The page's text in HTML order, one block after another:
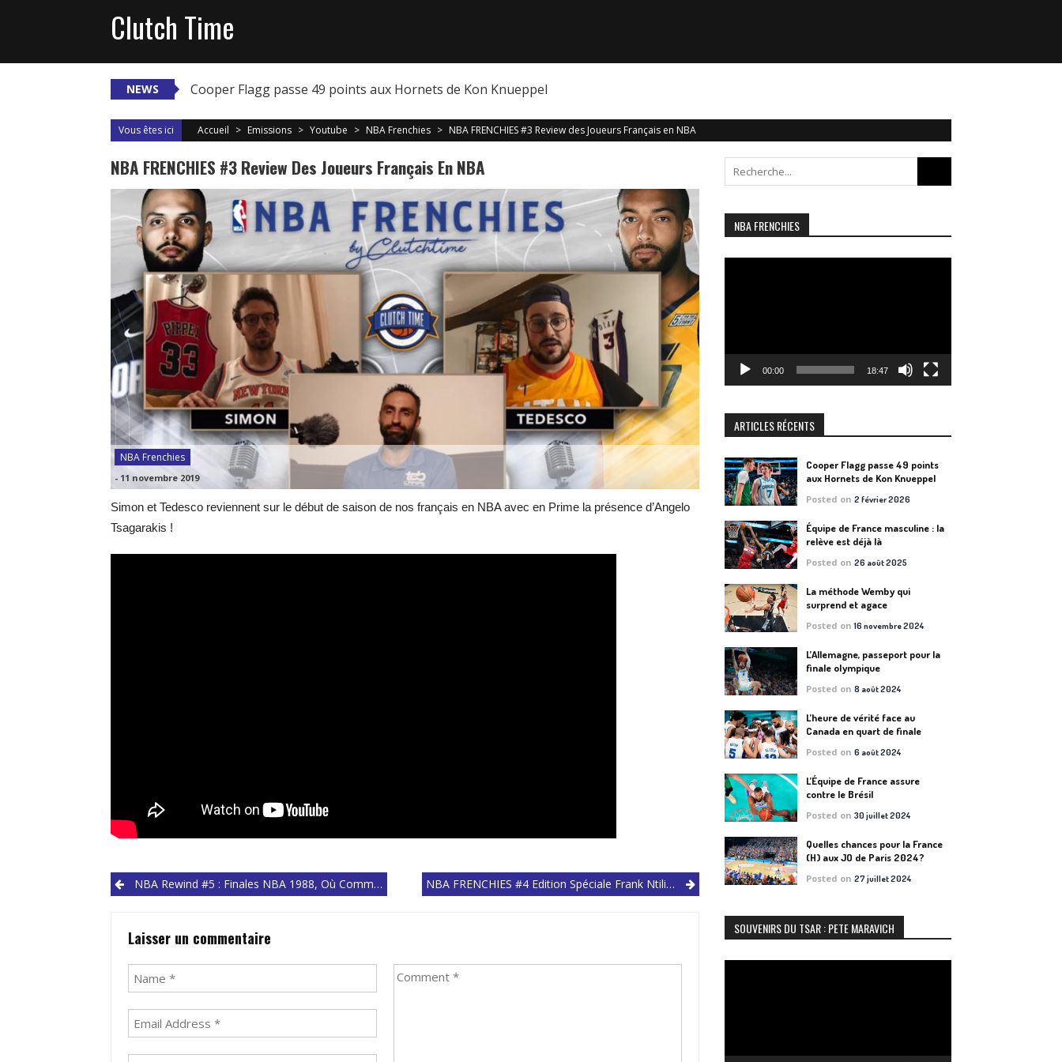
Clutch Time
NEWS Cooper Flagg passe 49 points aux Hornets de Kon Knueppel
Vous êtes ici Accueil > Emissions > Youtube > NBA Frenchies > NBA FRENCHIES #3 Review des Joueurs Français en NBA
NBA FRENCHIES #3 Review Des Joueurs Français En NBA
NBA Frenchies
- 11 novembre 2019
Simon et Tedesco reviennent sur le début de saison de nos français en NBA avec en Prime la présence d’Angelo
Tsagarakis !
PostNBA Rewind #5 : Finales NBA 1988, Où Comment Les « Bad Boys » De Detroit Sont Passés Si Proche De Leur Premier Sacre NBA FRENCHIES #4 Edition Spéciale Frank Ntilikina
Laisser un commentaire
for:
NBA FRENCHIES
00:00 18:47
ARTICLES RÉCENTS
Cooper Flagg passe 49 points
aux Hornets de Kon Knueppel
Posted on2 février 2026
Équipe de France masculine : la
relève est déjà là
Posted on26 août 2025
La méthode Wemby qui
surprend et agace
Posted on16 novembre 2024
L’Allemagne, passeport pour la
finale olympique
Posted on8 août 2024
L’heure de vérité face au
Canada en quart de finale
Posted on6 août 2024
L’Équipe de France assure
contre le Brésil
Posted on30 juillet 2024
Quelles chances pour la France
(H) aux JO de Paris 2024?
Posted on27 juillet 2024
SOUVENIRS DU TSAR : PETE MARAVICH